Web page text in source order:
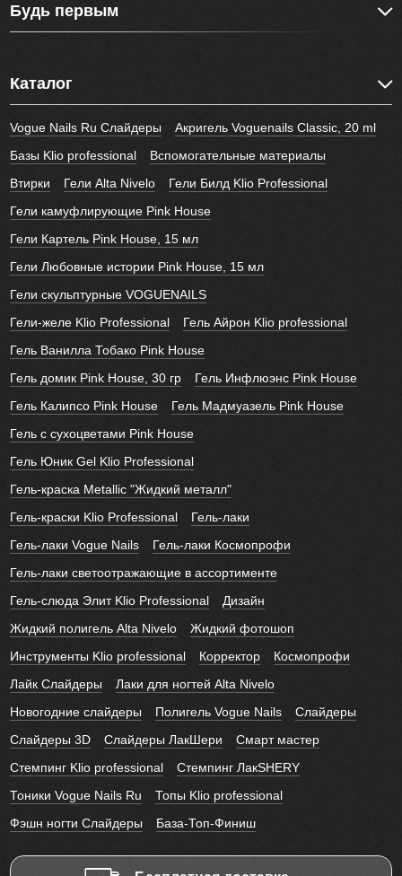
Будь первым
Каталог
Vogue Nails Ru Слайдеры
Акригель Voguenails Classic, 20 ml
Базы Klio professional
Вспомогательные материалы
Втирки
Гели Alta Nivelo
Гели Билд Klio Professional
Гели камуфлирующие Pink House
Гели Картель Pink House, 15 мл
Гели Любовные истории Pink House, 15 мл
Гели скульптурные VOGUENAILS
Гели-желе Klio Professional
Гель Айрон Klio professional
Гель Ванилла Тобако Pink House
Гель домик Pink House, 30 гр
Гель Инфлюэнс Pink House
Гель Калипсо Pink House
Гель Мадмуазель Pink House
Гель с сухоцветами Pink House
Гель Юник Gel Klio Professional
Гель-краска Metallic "Жидкий металл"
Гель-краски Klio Professional
Гель-лаки
Гель-лаки Vogue Nails
Гель-лаки Космопрофи
Гель-лаки светоотражающие в ассортименте
Гель-слюда Элит Klio Professional
Дизайн
Жидкий полигель Alta Nivelo
Жидкий фотошоп
Инструменты Klio professional
Корректор
Космопрофи
Лайк Слайдеры
Лаки для ногтей Alta Nivelo
Новогодние слайдеры
Полигель Vogue Nails
Слайдеры
Слайдеры 3D
Слайдеры ЛакШери
Смарт мастер
Стемпинг Klio professional
Стемпинг ЛакSHERY
Тоники Vogue Nails Ru
Топы Klio professional
Фэшн ногти Слайдеры
База-Топ-Финиш